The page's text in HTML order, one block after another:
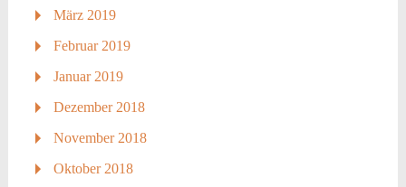
März 2019
Februar 2019
Januar 2019
Dezember 2018
November 2018
Oktober 2018